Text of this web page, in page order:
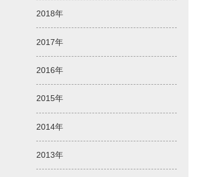
2018年
2017年
2016年
2015年
2014年
2013年